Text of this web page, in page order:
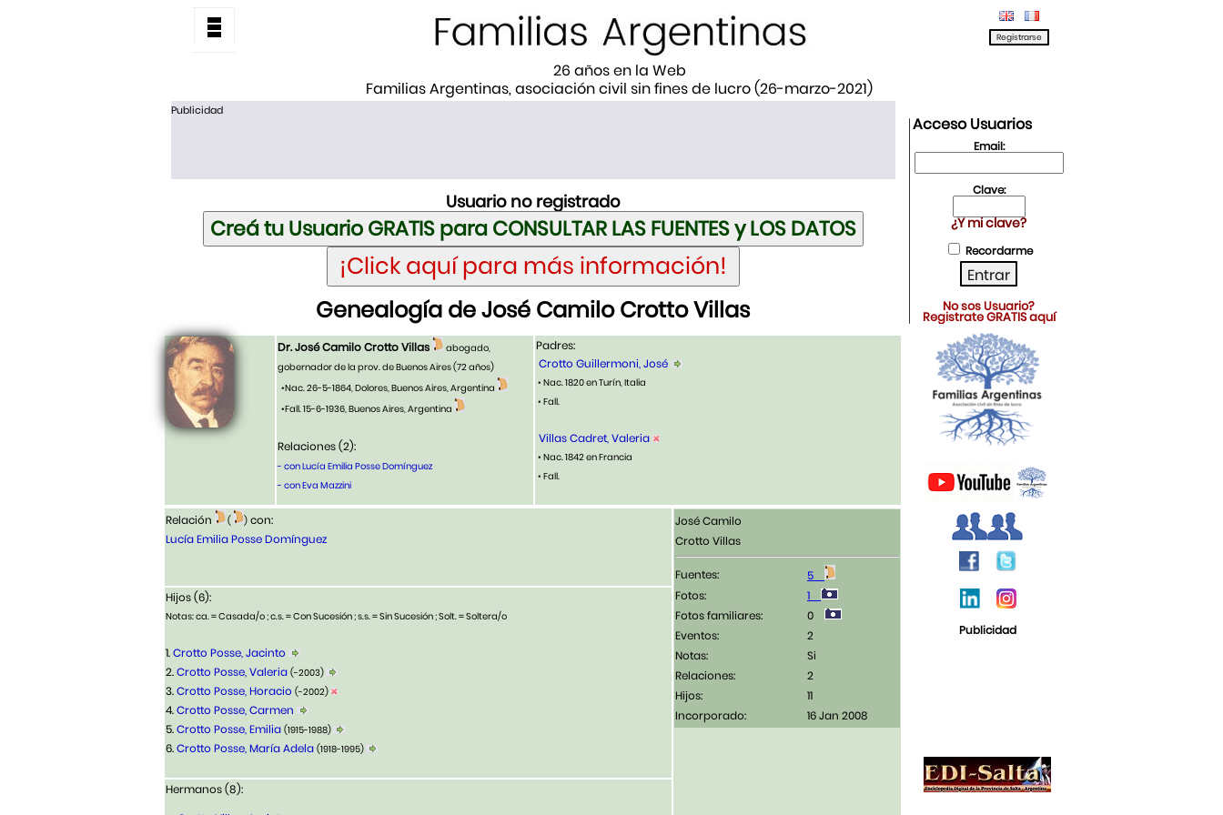
26 años en la Web
Familias Argentinas, asociación civil sin fines de lucro (26-marzo-2021)
Publicidad
Usuario no registrado
Genealogía de José Camilo Crotto Villas
Dr. José Camilo Crotto Villas
abogado,
gobernador de la prov. de Buenos Aires(72 años)
•Nac. 26-5-1864, Dolores, Buenos Aires, Argentina
•Fall. 15-6-1936, Buenos Aires, Argentina
Relaciones (2):
- con Lucía Emilia Posse Domínguez
- con Eva Mazzini
Padres:
Crotto Guillermoni, José
• Nac. 1820 en Turín, Italia
• Fall.
Villas Cadret, Valeria
• Nac. 1842 en Francia
• Fall.
Relación ( ) con:
Lucía Emilia Posse Domínguez
José Camilo
Crotto Villas
Fuentes:
5
Fotos:
1
Fotos familiares:
0
Eventos:
2
Notas:
Si
Relaciones:
2
Hijos:
11
Incorporado:
16 Jan 2008
Hijos (6):
Notas: ca. = Casada/o ; c.s. = Con Sucesión ; s.s. = Sin Sucesión ; Solt. = Soltera/o
1.Crotto Posse, Jacinto
2.Crotto Posse, Valeria (-2003)
3.Crotto Posse, Horacio (-2002)
4.Crotto Posse, Carmen
5.Crotto Posse, Emilia (1915-1988)
6.Crotto Posse, María Adela (1918-1995)
Hermanos (8):
Acceso Usuarios
Email:
Clave:
¿Y mi clave?
Recordarme
No sos Usuario?
Registrate GRATIS aquí
Publicidad